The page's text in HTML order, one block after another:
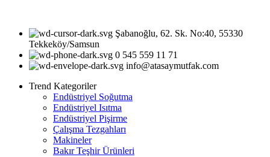
Şabanoğlu, 62. Sk. No:40, 55330
Tekkeköy/Samsun
0 545 559 11 71
info@atasaymutfak.com
Trend Kategoriler
Endüstriyel Soğutma
Endüstriyel Isıtma
Endüstriyel Pişirme
Çalışma Tezgahları
Makineler
Bakır Teşhir Ürünleri